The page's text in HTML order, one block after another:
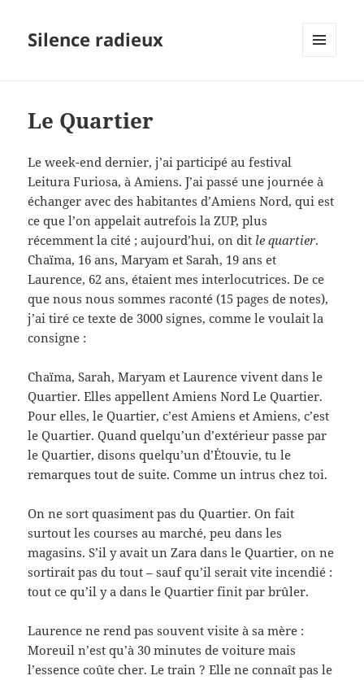
Silence radieux
Le Quartier
Le week-end dernier, j’ai participé au festival
Leitura Furiosa, à Amiens. J’ai passé une journée à
échanger avec des habitantes d’Amiens Nord, qui est
ce que l’on appelait autrefois la ZUP, plus
récemment la cité ; aujourd’hui, on dit le quartier.
Chaïma, 16 ans, Maryam et Sarah, 19 ans et
Laurence, 62 ans, étaient mes interlocutrices. De ce
que nous nous sommes raconté (15 pages de notes),
j’ai tiré ce texte de 3000 signes, comme le voulait la
consigne :
Chaïma, Sarah, Maryam et Laurence vivent dans le
Quartier. Elles appellent Amiens Nord Le Quartier.
Pour elles, le Quartier, c’est Amiens et Amiens, c’est
le Quartier. Quand quelqu’un d’extérieur passe par
le Quartier, disons quelqu’un d’Ėtouvie, tu le
remarques tout de suite. Comme un intrus chez toi.
On ne sort quasiment pas du Quartier. On fait
surtout les courses au marché, peu dans les
magasins. S’il y avait un Zara dans le Quartier, on ne
sortirait pas du tout – sauf qu’il serait vite incendié :
tout ce qu’il y a dans le Quartier finit par brûler.
Laurence ne rend pas souvent visite à sa mère :
Moreuil n’est qu’à 30 minutes de voiture mais
l’essence coûte cher. Le train ? Elle ne connaît pas le